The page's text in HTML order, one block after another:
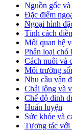
Nguồn gốc và
Đặc điểm
Ngoại hình
Tính cách
Mối quan hệ
Phân loại chó
Cách nuôi và
Môi trường
Nhu cầu vận
Chải lông và
Chế độ dinh
Huấn luyện
Sức khỏe và
Tương tác với